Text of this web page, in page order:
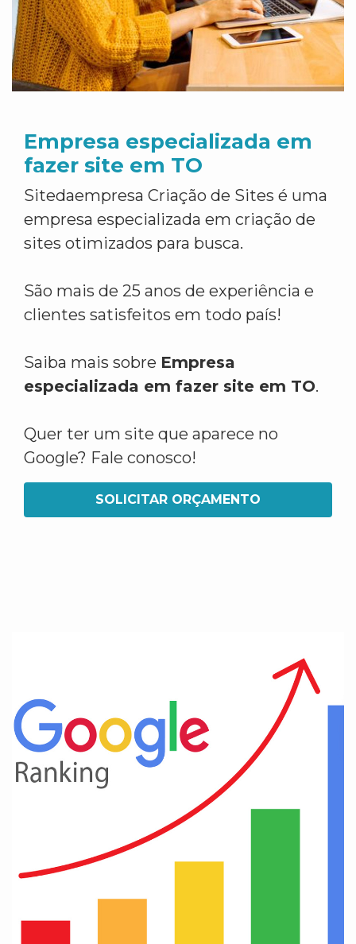
Empresa especializada em
fazer site em TO
Sitedaempresa Criação de Sites é uma
empresa especializada em criação de
sites otimizados para busca.
São mais de 25 anos de experiência e
clientes satisfeitos em todo país!
Saiba mais sobre Empresa
especializada em fazer site em TO.
Quer ter um site que aparece no
Google? Fale conosco!
SOLICITAR ORÇAMENTO